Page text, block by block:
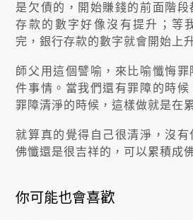
是欠債的，開始賺錢的前面階
存款的數字好像沒有提升；等
完，銀行存款的數字就會開始上
師父用這個譬喻，來比喻懺悔
件事情。當我們還有罪障的時
罪障清淨的時候，這樣做就是在
就算真的覺得自己很清淨，沒有
佛懺還是很吉祥的，可以累積成
你可能也會喜歡